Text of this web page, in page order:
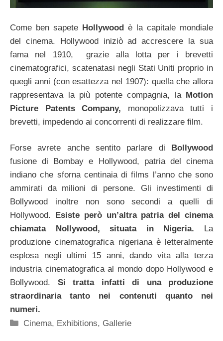
Come ben sapete Hollywood è la capitale mondiale
del cinema. Hollywood iniziò ad accrescere la sua
fama nel 1910, grazie alla lotta per i brevetti
cinematografici, scatenatasi negli Stati Uniti proprio in
quegli anni (con esattezza nel 1907): quella che allora
rappresentava la più potente compagnia, la Motion
Picture Patents Company, monopolizzava tutti i
brevetti, impedendo ai concorrenti di realizzare film.
Forse avrete anche sentito parlare di
Bollywood
fusione di Bombay e Hollywood, patria del cinema
indiano che sforna centinaia di films l’anno che sono
ammirati da milioni di persone. Gli investimenti di
Bollywood inoltre non sono secondi a quelli di
Hollywood.
Esiste però un’altra patria del cinema
chiamata Nollywood, situata in Nigeria. La
produzione cinematografica nigeriana è letteralmente
esplosa negli ultimi 15 anni, dando vita alla terza
industria cinematografica al mondo dopo Hollywood e
Bollywood. Si tratta infatti di una produzione
straordinaria tanto nei contenuti quanto nei
numeri.
Categorie
Cinema, Exhibitions, Gallerie